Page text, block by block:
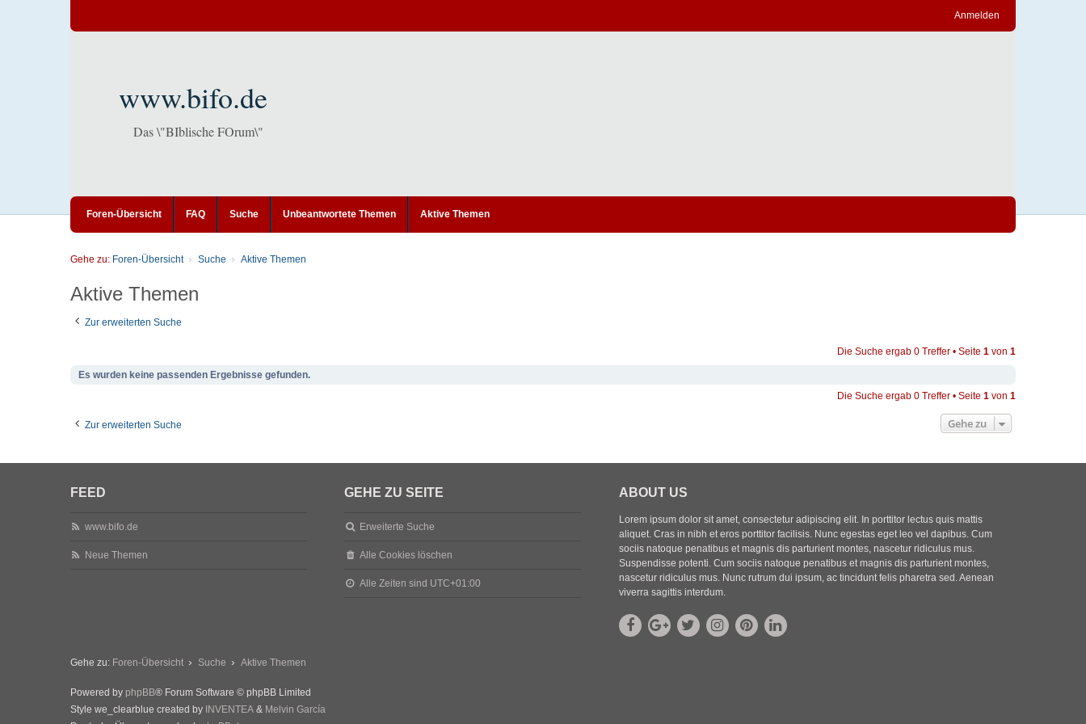
Anmelden
www.bifo.de
Das \"BIblische FOrum\"
Foren-Übersicht FAQ Suche Unbeantwortete Themen Aktive Themen
Gehe zu: Foren-Übersicht Suche Aktive Themen
Aktive Themen
Zur erweiterten Suche
Die Suche ergab 0 Treffer • Seite 1 von 1
Es wurden keine passenden Ergebnisse gefunden.
Die Suche ergab 0 Treffer • Seite 1 von 1
Zur erweiterten Suche Gehe zu
FEED
www.bifo.de
Neue Themen
GEHE ZU SEITE
Erweiterte Suche
Alle Cookies löschen
Alle Zeiten sind UTC+01:00
ABOUT US
Lorem ipsum dolor sit amet, consectetur adipiscing elit. In porttitor lectus quis mattis
aliquet. Cras in nibh et eros porttitor facilisis. Nunc egestas eget leo vel dapibus. Cum
sociis natoque penatibus et magnis dis parturient montes, nascetur ridiculus mus.
Suspendisse potenti. Cum sociis natoque penatibus et magnis dis parturient montes,
nascetur ridiculus mus. Nunc rutrum dui ipsum, ac tincidunt felis pharetra sed. Aenean
viverra sagittis interdum.
Gehe zu: Foren-Übersicht Suche Aktive Themen
Powered by phpBB® Forum Software © phpBB Limited
Style we_clearblue created by INVENTEA & Melvin García